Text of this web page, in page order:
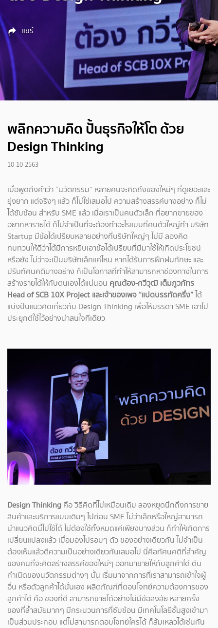
แชร์
พลิกความคิด ปั้นธุรกิจให้โต ด้วย
Design Thinking
10-10-2563
เมื่อพูดถึงคำว่า “นวัตกรรม” หลายคนจะคิดถึงของใหม่ๆ ที่ดูเยอะและ
ยุ่งยาก แต่จริงๆ แล้ว ก็ไม่ใช่เสมอไป ความสร้างสรรค์บางอย่าง ก็ไม่
ได้ซับซ้อน สำหรับ SME แล้ว เมื่อเราเป็นคนตัวเล็ก ที่อยากขายของ
อยากหารายได้ ก็ไม่จำเป็นที่จะต้องทำอะไรแบบที่คนตัวใหญ่ทำ บริษัท
Startup มีข้อได้เปรียบหลายอย่างที่บริษัทใหญ่ๆ ไม่มี ลองคิด
ทบทวนให้ดีว่าได้มีการหยิบเอาข้อได้เปรียบที่มีมาใช้ให้เกิดประโยชน์
หรือยัง ไม่ว่าจะเป็นบริษัทเล็กแค่ไหน หากได้รับการฝึกฝนทักษะ และ
ปรับทัศนคติบางอย่าง ก็เป็นโอกาสที่ทำให้สามารถหาช่องทางในการ
สร้างรายได้ให้กับตนเองได้แน่นอน คุณต้อง-กวีวุฒิ เต็มภูวภัทร
Head of SCB 10X Project และเจ้าของเพจ “แปดบรรทัดครึ่ง” ได้
แบ่งปันแนวคิดเกี่ยวกับ Design Thinking เพื่อให้บรรดา SME เอาไป
ประยุกต์ใช้ไว้อย่างน่าสนใจทีเดียว
Design Thinking คือ วิธีคิดที่ไม่เหมือนเดิม ลองหยุดนึกถึงการขาย
สินค้าและบริการแบบเดิมๆ ไปก่อน SME ไม่ว่าเล็กหรือใหญ่สามารถ
นำแนวคิดนี้ไปใช้ได้ ไม่ต้องใช้ทั้งหมดแค่เพียงบางส่วน ก็ทำให้เกิดการ
เปลี่ยนแปลงแล้ว เมื่อมองไปรอบๆ ตัว ของอย่างเดียวกัน ไม่จำเป็น
ต้องเห็นแล้วตีความเป็นอย่างเดียวกันเสมอไป นี่คือทัศนคติที่สำคัญ
ของคนที่จะคิดสร้างสรรค์ของใหม่ๆ ออกมาขายให้กับลูกค้าได้ ต้น
กำเนิดของนวัตกรรมต่างๆ นั้น เริ่มมาจากการที่เราสามารถเข้าใจผู้
อื่น หรือตัวลูกค้าได้นั่นเอง ผลิตภัณฑ์ที่ตอบโจทย์ความต้องการของ
ลูกค้าได้ คือ ของที่ดี สามารถขายได้อย่างไม่มีข้อสงสัย หลายครั้ง
ของที่ล้ำสมัยมากๆ มีกระบวนการที่ซับซ้อน มีเทคโนโลยีชั้นสูงเข้ามา
เป็นส่วนประกอบ แต่ไม่สามารถตอบโจทย์ใครได้ ก็ล้มเหลวได้เช่นกัน